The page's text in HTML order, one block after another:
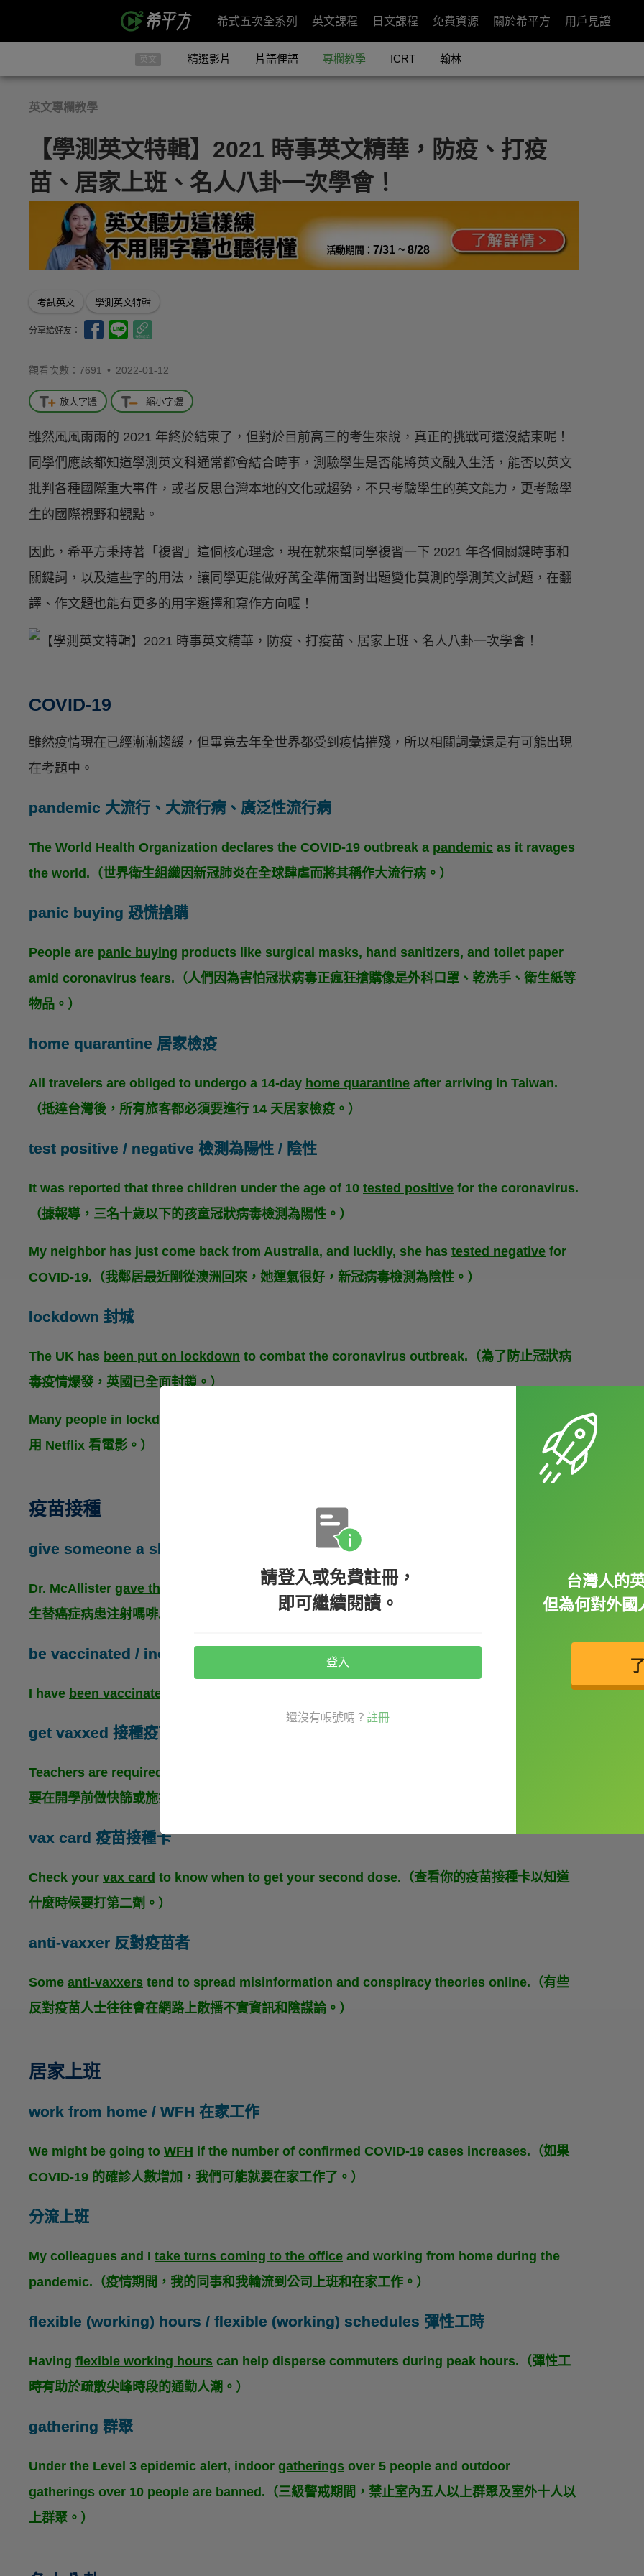
希式五次全系列 英文課程 日文課程 免費資源 關於希平方 用戶見證
英文 精選影片 片語俚語 專欄教學 ICRT 翰林
英文專欄教學
【學測英文特輯】2021 時事英文精華，防疫、打疫
苗、居家上班、名人八卦一次學會！
活動期間： 7/31 ~ 8/28
考試英文 學測英文特輯
分享給好友：
觀看次數：7691 • 2022-01-12
放大字體 縮小字體
雖然風風雨雨的 2021 年終於結束了，但對於目前高三的考生來說，真正的挑戰可還沒結束呢！
同學們應該都知道學測英文科通常都會結合時事，測驗學生是否能將英文融入生活，能否以英文
批判各種國際重大事件，或者反思台灣本地的文化或趨勢，不只考驗學生的英文能力，更考驗學
生的國際視野和觀點。
因此，希平方秉持著「複習」這個核心理念，現在就來幫同學複習一下 2021 年各個關鍵時事和
關鍵詞，以及這些字的用法，讓同學更能做好萬全準備面對出題變化莫測的學測英文試題，在翻
譯、作文題也能有更多的用字選擇和寫作方向喔！
COVID-19
雖然疫情現在已經漸漸趨緩，但畢竟去年全世界都受到疫情摧殘，所以相關詞彙還是有可能出現
在考題中。
pandemic 大流行、大流行病、廣泛性流行病
The World Health Organization declares the COVID-19 outbreak a pandemic as it ravages
the world.（世界衛生組織因新冠肺炎在全球肆虐而將其稱作大流行病。）
panic buying 恐慌搶購
People are panic buying products like surgical masks, hand sanitizers, and toilet paper
amid coronavirus fears.（人們因為害怕冠狀病毒正瘋狂搶購像是外科口罩、乾洗手、衛生紙等
物品。）
home quarantine 居家檢疫
All travelers are obliged to undergo a 14-day home quarantine after arriving in Taiwan.
（抵達台灣後，所有旅客都必須要進行 14 天居家檢疫。）
test positive / negative 檢測為陽性 / 陰性
It was reported that three children under the age of 10 tested positive for the coronavirus.
（據報導，三名十歲以下的孩童冠狀病毒檢測為陽性。）
My neighbor has just come back from Australia, and luckily, she has tested negative for
COVID-19.（我鄰居最近剛從澳洲回來，她運氣很好，新冠病毒檢測為陰性。）
lockdown 封城
The UK has been put on lockdown to combat the coronavirus outbreak.（為了防止冠狀病
毒疫情爆發，英國已全面封鎖。）
Many people in lockdown
are streaming movies on Netflix at home.（封城時，許多人在家
用 Netflix 看電影。）
疫苗接種
give someone a shot / injection 打針
Dr. McAllister gave the cancer patient a morphine injectionfor pain relief.（McAllister 醫
生替癌症病患注射嗎啡以減緩疼痛。）
be vaccinated / inoculated against... 接種
I have been vaccinated against
get vaxxed 接種疫苗
Teachers are required to take a rapid test or
要在開學前做快篩或施打疫苗。）
vax card 疫苗接種卡
Check your vax card to know when to get your second dose.（查看你的疫苗接種卡以知道
什麼時候要打第二劑。）
anti-vaxxer 反對疫苗者
Some anti-vaxxers tend to spread misinformation and conspiracy theories online.（有些
反對疫苗人士往往會在網路上散播不實資訊和陰謀論。）
居家上班
work from home / WFH 在家工作
We might be going to WFH if the number of confirmed COVID-19 cases increases.（如果
COVID-19 的確診人數增加，我們可能就要在家工作了。）
分流上班
My colleagues and I take turns coming to the office and working from home during the
pandemic.（疫情期間，我的同事和我輪流到公司上班和在家工作。）
flexible (working) hours / flexible (working) schedules 彈性工時
Having flexible working hours can help disperse commuters during peak hours.（彈性工
時有助於疏散尖峰時段的通勤人潮。）
gathering 群聚
Under the Level 3 epidemic alert, indoor gatherings over 5 people and outdoor
gatherings over 10 people are banned.（三級警戒期間，禁止室內五人以上群聚及室外十人以
上群聚。）
請登入或免費註冊，
即可繼續閱讀。
登入
還沒有帳號嗎？ 註冊
台灣人的
但為何對外國